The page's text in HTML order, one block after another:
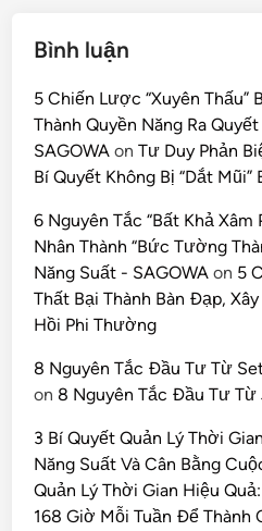
Bình luận
5 Chiến Lược “Xuyên Thấu”
Thành Quyền Năng Ra
SAGOWA onTư Duy Phản
Bí Quyết Không Bị “Dắt Mũi”
6 Nguyên Tắc “Bất Khả Xâm
Nhân Thành “Bức Tường
Năng Suất - SAGOWA on 5
Thất Bại Thành Bàn Đạp,
Hồi Phi Thường
8 Nguyên Tắc Đầu Tư Từ
on 8 Nguyên Tắc Đầu Tư Từ
3 Bí Quyết Quản Lý Thời
Năng Suất Và Cân Bằng
Quản Lý Thời Gian Hiệu
168 Giờ Mỗi Tuần Để Thành